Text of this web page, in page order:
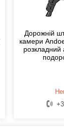
Дорожній
камери
розкладний